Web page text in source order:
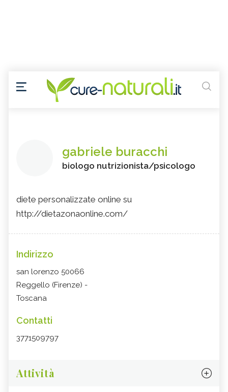
gabriele buracchi
biologo nutrizionista/psicologo
diete personalizzate online su
http://dietazonaonline.com/
Indirizzo
san lorenzo 50066
Reggello (Firenze) -
Toscana
Contatti
3771509797
Attività